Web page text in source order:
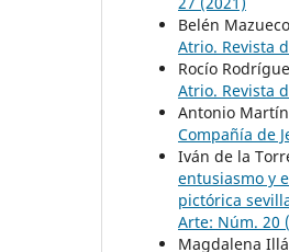
Belén
Atrio. Revista
Rocío
Atrio. Revista
Antonio
Compañía de
Iván de la
entusiasmo y
pictórica
Arte: Núm. 20
Magdalena